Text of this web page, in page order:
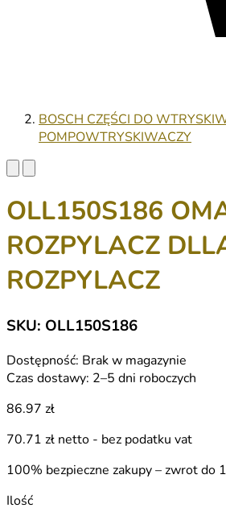
BOSCH CZĘŚCI DO
POMPOWTRYSKIWACZY
OLL150S186
ROZPYLACZ
ROZPYLACZ
SKU: OLL150S186
Dostępność: Brak w magazynie
Czas dostawy: 2–5 dni roboczych
86.97 zł
70.71 zł netto - bez podatku vat
100% bezpieczne zakupy – zwrot do
Ilość